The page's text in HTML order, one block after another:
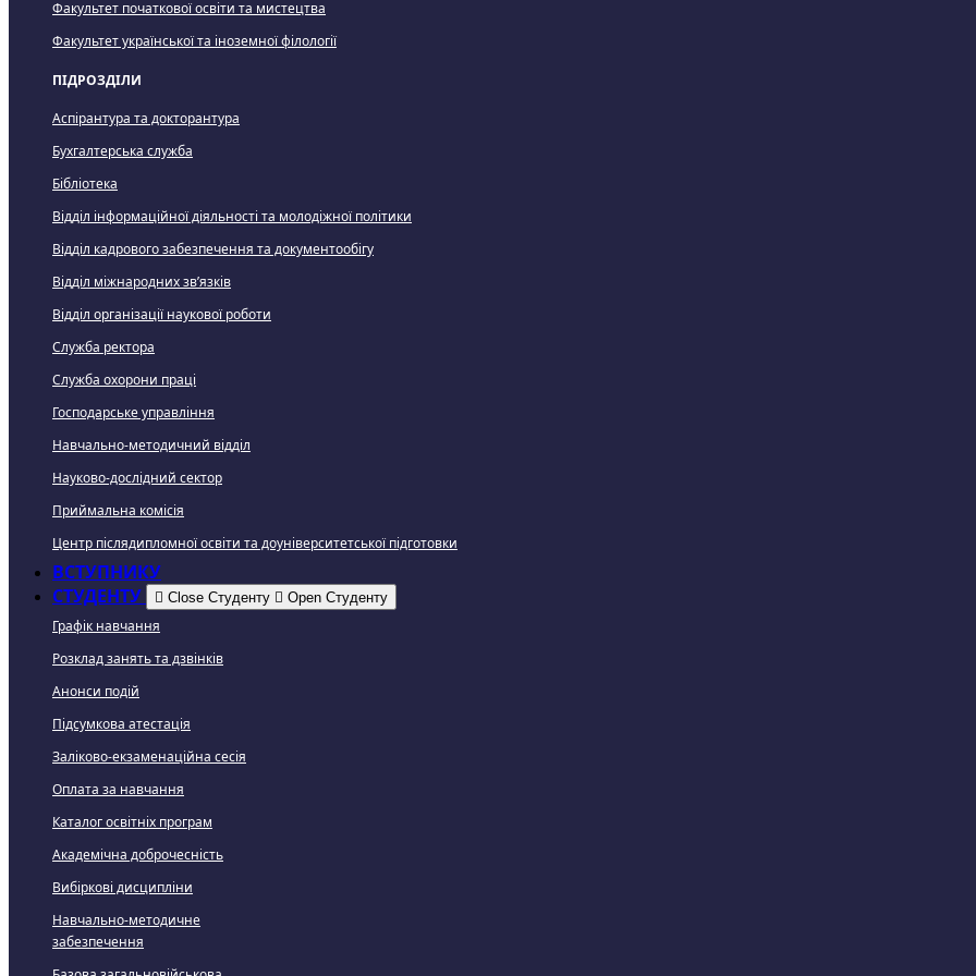
Факультет початкової освіти та мистецтва
Факультет української та іноземної філології
ПІДРОЗДІЛИ
Аспірантура та докторантура
Бухгалтерська служба
Бібліотека
Відділ інформаційної діяльності та молодіжної політики
Відділ кадрового забезпечення та документообігу
Відділ міжнародних зв’язків
Відділ організації наукової роботи
Служба ректора
Служба охорони праці
Господарське управління
Навчально-методичний відділ
Науково-дослідний сектор
Приймальна комісія
Центр післядипломної освіти та доуніверситетської підготовки
ВСТУПНИКУ
СТУДЕНТУ
Close Студенту Open Студенту
Графік навчання
Розклад занять та дзвінків
Анонси подій
Підсумкова атестація
Заліково-екзаменаційна сесія
Оплата за навчання
Каталог освітніх програм
Академічна доброчесність
Вибіркові дисципліни
Навчально-методичне
забезпечення